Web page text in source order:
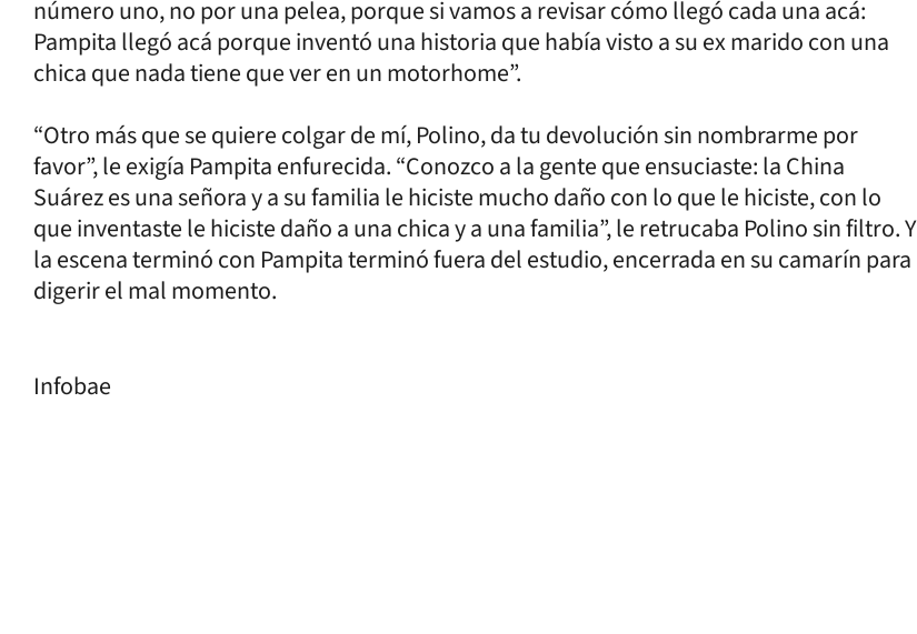
número uno, no por una pelea, porque si vamos a revisar cómo llegó cada una acá:
Pampita llegó acá porque inventó una historia que había visto a su ex marido con una
chica que nada tiene que ver en un motorhome”.
“Otro más que se quiere colgar de mí, Polino, da tu devolución sin nombrarme por
favor”, le exigía Pampita enfurecida. “Conozco a la gente que ensuciaste: la China
Suárez es una señora y a su familia le hiciste mucho daño con lo que le hiciste, con lo
que inventaste le hiciste daño a una chica y a una familia”, le retrucaba Polino sin filtro. Y
la escena terminó con Pampita terminó fuera del estudio, encerrada en su camarín para
digerir el mal momento.
Infobae